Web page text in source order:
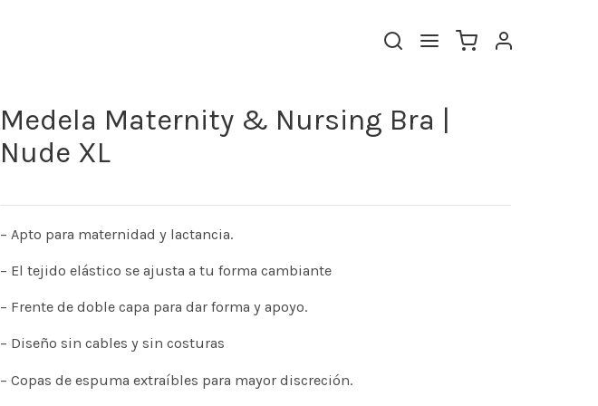
Medela Maternity & Nursing Bra |
Nude XL
– Apto para maternidad y lactancia.
– El tejido elástico se ajusta a tu forma cambiante
– Frente de doble capa para dar forma y apoyo.
– Diseño sin cables y sin costuras
– Copas de espuma extraíbles para mayor discreción.